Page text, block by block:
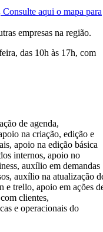
Consulte aqui o mapa para
empresas na região.
das 10h às 17h, com
de agenda,
na criação, edição e
apoio na edição básica
internos, apoio no
auxílio em demandas
auxílio na atualização
e trello, apoio em ações
clientes,
e operacionais do